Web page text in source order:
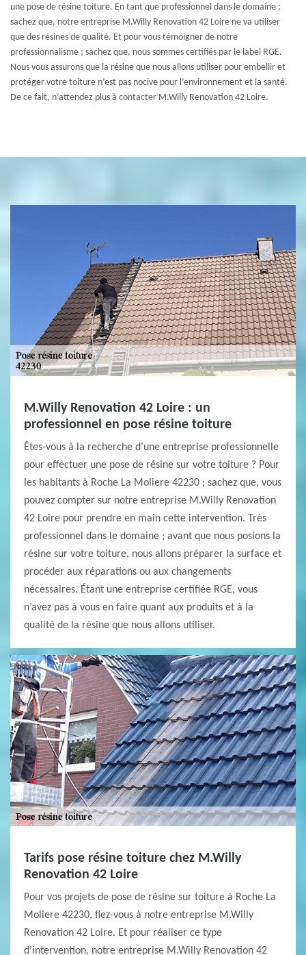
une pose de résine toiture. En tant que professionnel dans le domaine ;
sachez que, notre entreprise M.Willy Renovation 42 Loire ne va utiliser
que des résines de qualité. Et pour vous témoigner de notre
professionnalisme ; sachez que, nous sommes certifiés par le label RGE.
Nous vous assurons que la résine que nous allons utiliser pour embellir et
protéger votre toiture n’est pas nocive pour l’environnement et la santé.
De ce fait, n’attendez plus à contacter M.Willy Renovation 42 Loire.
M.Willy Renovation 42 Loire : un
professionnel en pose résine toiture
Êtes-vous à la recherche d’une entreprise professionnelle
pour effectuer une pose de résine sur votre toiture ? Pour
les habitants à Roche La Moliere 42230 ; sachez que, vous
pouvez compter sur notre entreprise M.Willy Renovation
42 Loire pour prendre en main cette intervention. Très
professionnel dans le domaine ; avant que nous posions la
résine sur votre toiture, nous allons préparer la surface et
procéder aux réparations ou aux changements
nécessaires. Étant une entreprise certifiée RGE, vous
n’avez pas à vous en faire quant aux produits et à la
qualité de la résine que nous allons utiliser.
Tarifs pose résine toiture chez M.Willy
Renovation 42 Loire
Pour vos projets de pose de résine sur toiture à Roche La
Moliere 42230, fiez-vous à notre entreprise M.Willy
Renovation 42 Loire. Et pour réaliser ce type
d’intervention, notre entreprise M.Willy Renovation 42